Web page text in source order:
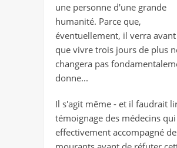
une personne d'une grande
humanité. Parce que,
éventuellement, il verra
que vivre trois jours de plus
changera pas
donne...
Il s'agit même - et il faudrait
témoignage des médecins
effectivement accompagné